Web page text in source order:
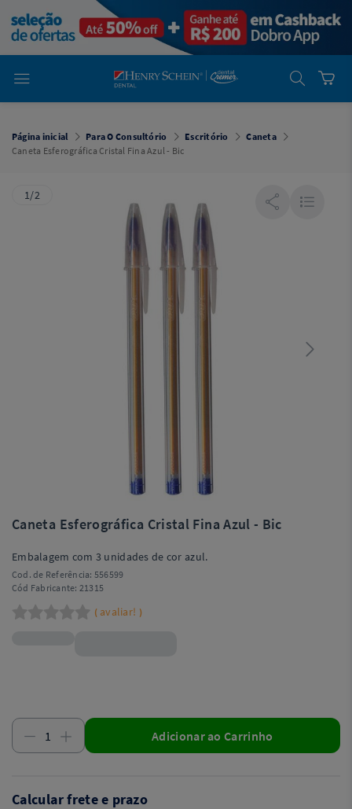
Dental
Cremer -
Henry Schein
Laboratório
Laboratório
Cremer -
Henry Schein
Equipamentos
Página inicial Para O Consultório Escritório
Caneta
Caneta Esferográfica Cristal Fina Azul - Bic
1/2
Caneta Esferográfica Cristal Fina Azul - Bic
Embalagem com 3 unidades de cor azul.
Cod. de Referência: 556599
Cód Fabricante: 21315
( avaliar! )
Adicionar ao Carrinho
Calcular frete e prazo